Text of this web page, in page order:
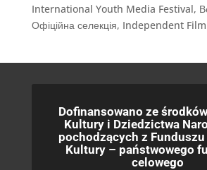
International Youth Media Festival,
Офіційна селекція, Independent
Dofinansowano ze
Kultury i Dziedzictwa
pochodzących z
Kultury – państwowego
celowego